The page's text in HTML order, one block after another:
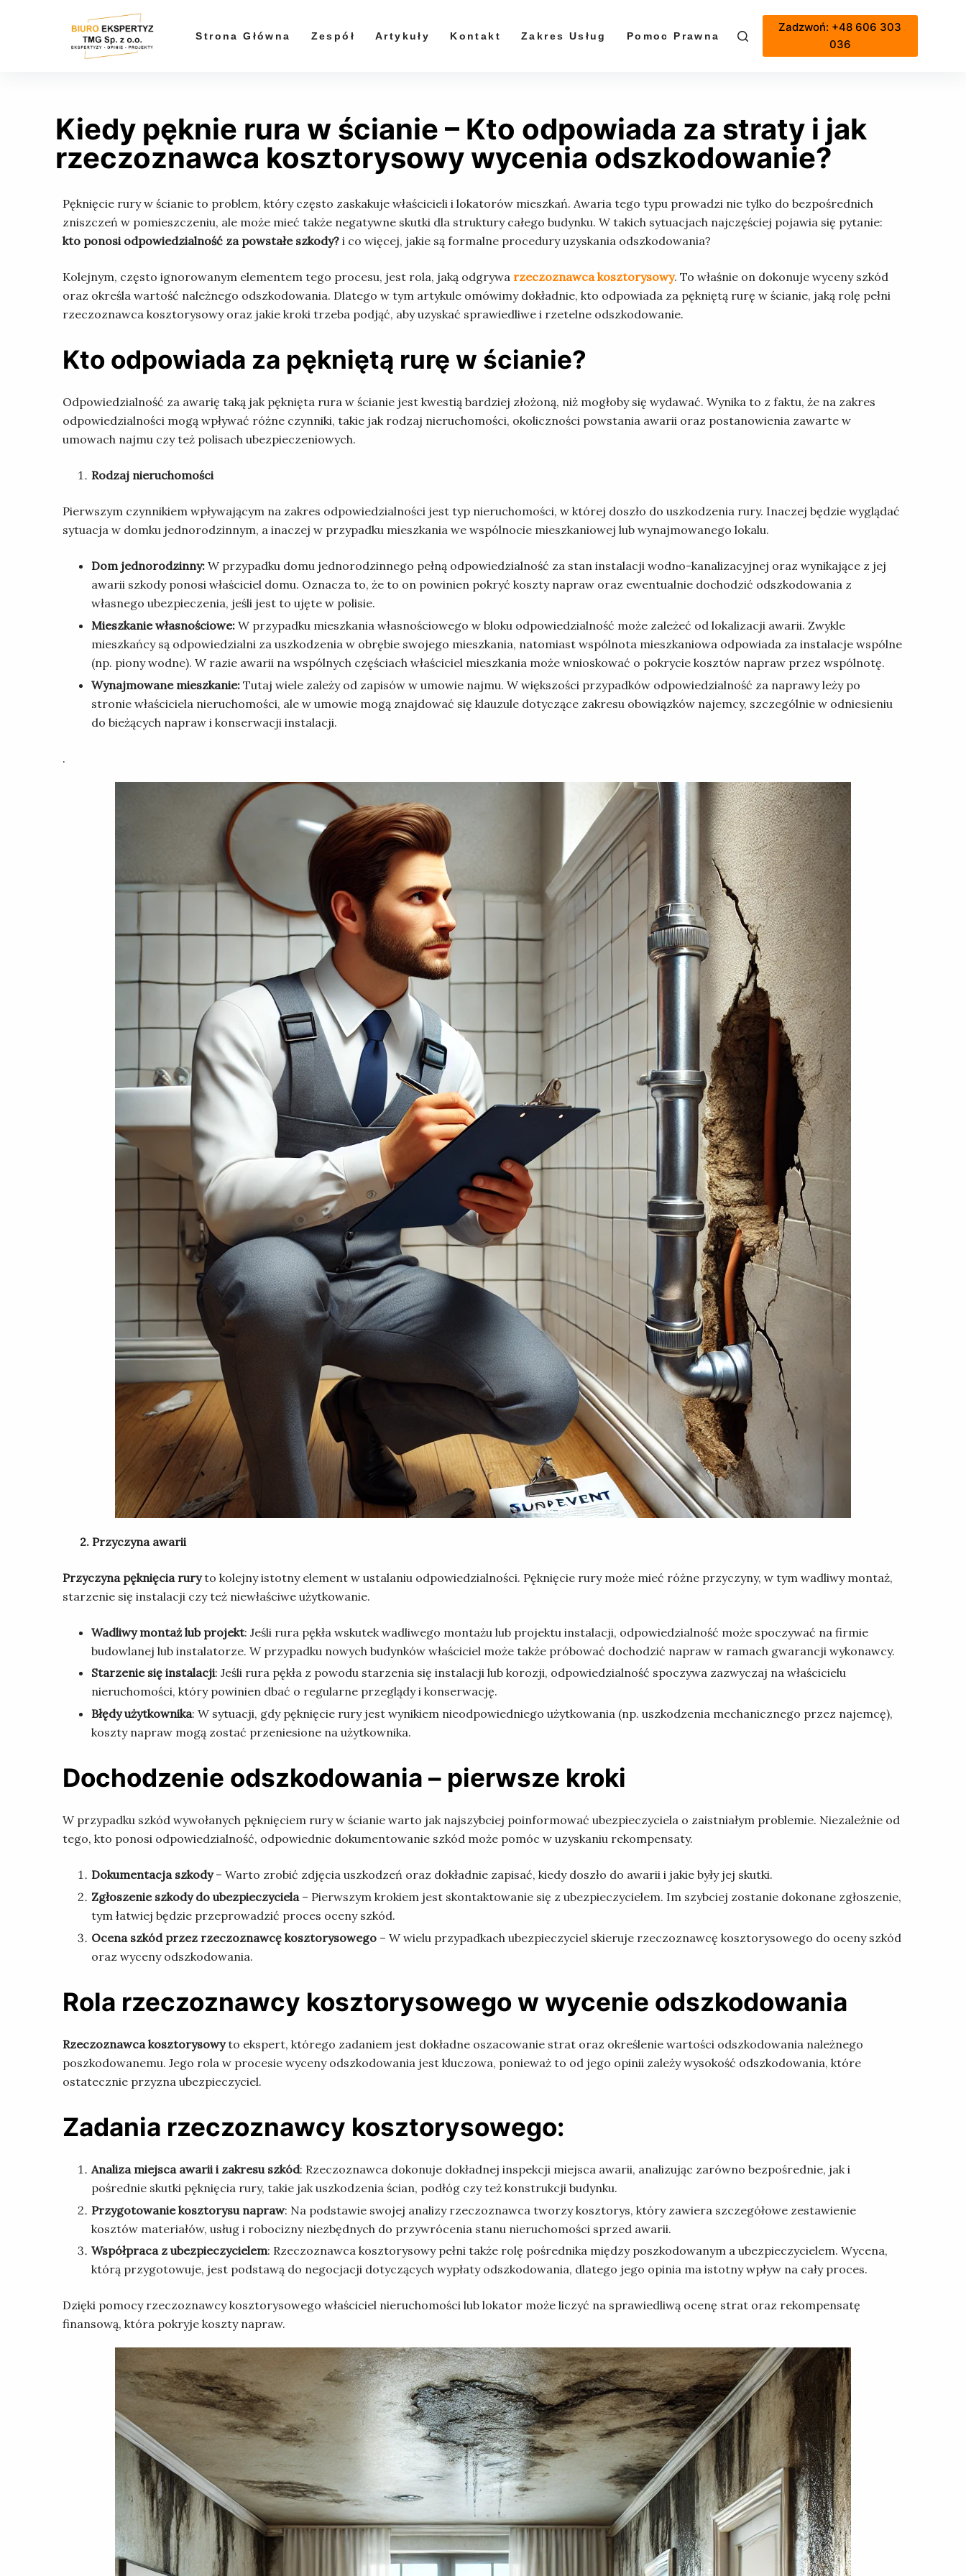
Strona Główna Zespół Artykuły Kontakt Zakres Usług Pomoc Prawna Cennik
Zadzwoń: +48 606 303
036
Kiedy pęknie rura w ścianie – Kto odpowiada za straty i jak
rzeczoznawca kosztorysowy wycenia odszkodowanie?
Pęknięcie rury w ścianie to problem, który często zaskakuje właścicieli i lokatorów mieszkań. Awaria tego typu prowadzi nie tylko do bezpośrednich
zniszczeń w pomieszczeniu, ale może mieć także negatywne skutki dla struktury całego budynku. W takich sytuacjach najczęściej pojawia się pytanie:
kto ponosi odpowiedzialność za powstałe szkody? i co więcej, jakie są formalne procedury uzyskania odszkodowania?
Kolejnym, często ignorowanym elementem tego procesu, jest rola, jaką odgrywa rzeczoznawca kosztorysowy. To właśnie on dokonuje wyceny szkód
oraz określa wartość należnego odszkodowania. Dlatego w tym artykule omówimy dokładnie, kto odpowiada za pękniętą rurę w ścianie, jaką rolę pełni
rzeczoznawca kosztorysowy oraz jakie kroki trzeba podjąć, aby uzyskać sprawiedliwe i rzetelne odszkodowanie.
Kto odpowiada za pękniętą rurę w ścianie?
Odpowiedzialność za awarię taką jak pęknięta rura w ścianie jest kwestią bardziej złożoną, niż mogłoby się wydawać. Wynika to z faktu, że na zakres
odpowiedzialności mogą wpływać różne czynniki, takie jak rodzaj nieruchomości, okoliczności powstania awarii oraz postanowienia zawarte w
umowach najmu czy też polisach ubezpieczeniowych.
Rodzaj nieruchomości
Pierwszym czynnikiem wpływającym na zakres odpowiedzialności jest typ nieruchomości, w której doszło do uszkodzenia rury. Inaczej będzie wyglądać
sytuacja w domku jednorodzinnym, a inaczej w przypadku mieszkania we wspólnocie mieszkaniowej lub wynajmowanego lokalu.
Dom jednorodzinny: W przypadku domu jednorodzinnego pełną odpowiedzialność za stan instalacji wodno-kanalizacyjnej oraz wynikające z jej
awarii szkody ponosi właściciel domu. Oznacza to, że to on powinien pokryć koszty napraw oraz ewentualnie dochodzić odszkodowania z
własnego ubezpieczenia, jeśli jest to ujęte w polisie.
Mieszkanie własnościowe: W przypadku mieszkania własnościowego w bloku odpowiedzialność może zależeć od lokalizacji awarii. Zwykle
mieszkańcy są odpowiedzialni za uszkodzenia w obrębie swojego mieszkania, natomiast wspólnota mieszkaniowa odpowiada za instalacje wspólne
(np. piony wodne). W razie awarii na wspólnych częściach właściciel mieszkania może wnioskować o pokrycie kosztów napraw przez wspólnotę.
Wynajmowane mieszkanie: Tutaj wiele zależy od zapisów w umowie najmu. W większości przypadków odpowiedzialność za naprawy leży po
stronie właściciela nieruchomości, ale w umowie mogą znajdować się klauzule dotyczące zakresu obowiązków najemcy, szczególnie w odniesieniu
do bieżących napraw i konserwacji instalacji.
.
2. Przyczyna awarii
Przyczyna pęknięcia ruryto kolejny istotny element w ustalaniu odpowiedzialności. Pęknięcie rury może mieć różne przyczyny, w tym wadliwy montaż,
starzenie się instalacji czy też niewłaściwe użytkowanie.
Wadliwy montaż lub projekt: Jeśli rura pękła wskutek wadliwego montażu lub projektu instalacji, odpowiedzialność może spoczywać na firmie
budowlanej lub instalatorze. W przypadku nowych budynków właściciel może także próbować dochodzić napraw w ramach gwarancji wykonawcy.
Starzenie się instalacji: Jeśli rura pękła z powodu starzenia się instalacji lub korozji, odpowiedzialność spoczywa zazwyczaj na właścicielu
nieruchomości, który powinien dbać o regularne przeglądy i konserwację.
Błędy użytkownika: W sytuacji, gdy pęknięcie rury jest wynikiem nieodpowiedniego użytkowania (np. uszkodzenia mechanicznego przez najemcę),
koszty napraw mogą zostać przeniesione na użytkownika.
Dochodzenie odszkodowania – pierwsze kroki
W przypadku szkód wywołanych pęknięciem rury w ścianie warto jak najszybciej poinformować ubezpieczyciela o zaistniałym problemie. Niezależnie od
tego, kto ponosi odpowiedzialność, odpowiednie dokumentowanie szkód może pomóc w uzyskaniu rekompensaty.
Dokumentacja szkody– Warto zrobić zdjęcia uszkodzeń oraz dokładnie zapisać, kiedy doszło do awarii i jakie były jej skutki.
Zgłoszenie szkody do ubezpieczyciela – Pierwszym krokiem jest skontaktowanie się z ubezpieczycielem. Im szybciej zostanie dokonane zgłoszenie,
tym łatwiej będzie przeprowadzić proces oceny szkód.
Ocena szkód przez rzeczoznawcę kosztorysowego – W wielu przypadkach ubezpieczyciel skieruje rzeczoznawcę kosztorysowego do oceny szkód
oraz wyceny odszkodowania.
Rola rzeczoznawcy kosztorysowego w wycenie odszkodowania
Rzeczoznawca kosztorysowyto ekspert, którego zadaniem jest dokładne oszacowanie strat oraz określenie wartości odszkodowania należnego
poszkodowanemu. Jego rola w procesie wyceny odszkodowania jest kluczowa, ponieważ to od jego opinii zależy wysokość odszkodowania, które
ostatecznie przyzna ubezpieczyciel.
Zadania rzeczoznawcy kosztorysowego:
Analiza miejsca awarii i zakresu szkód: Rzeczoznawca dokonuje dokładnej inspekcji miejsca awarii, analizując zarówno bezpośrednie, jak i
pośrednie skutki pęknięcia rury, takie jak uszkodzenia ścian, podłóg czy też konstrukcji budynku.
Przygotowanie kosztorysu napraw: Na podstawie swojej analizy rzeczoznawca tworzy kosztorys, który zawiera szczegółowe zestawienie
kosztów materiałów, usług i robocizny niezbędnych do przywrócenia stanu nieruchomości sprzed awarii.
Współpraca z ubezpieczycielem: Rzeczoznawca kosztorysowy pełni także rolę pośrednika między poszkodowanym a ubezpieczycielem. Wycena,
którą przygotowuje, jest podstawą do negocjacji dotyczących wypłaty odszkodowania, dlatego jego opinia ma istotny wpływ na cały proces.
Dzięki pomocy rzeczoznawcy kosztorysowego właściciel nieruchomości lub lokator może liczyć na sprawiedliwą ocenę strat oraz rekompensatę
finansową, która pokryje koszty napraw.